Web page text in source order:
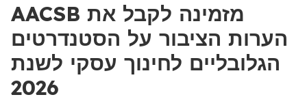
AACSB מזמינה לקבל את
הערות הציבור על הסטנדרטים
הגלובליים לחינוך עסקי לשנת
2026